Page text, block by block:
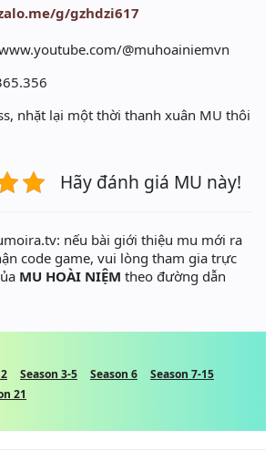
g/gzhdzi617
@muhoainiemvn
nhặt lại một thời thanh xuân MU thôi
Hãy đánh giá MU này!
nếu bài giới thiệu mu mới ra
code game, vui lòng tham gia trực
MU HOÀI NIỆM theo đường dẫn
Season 3-5 Season 6
Season 7-15
21